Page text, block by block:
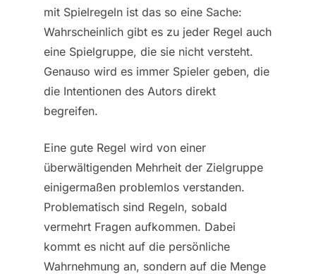
mit Spielregeln ist das so eine Sache:
Wahrscheinlich gibt es zu jeder Regel auch
eine Spielgruppe, die sie nicht versteht.
Genauso wird es immer Spieler geben, die
die Intentionen des Autors direkt
begreifen.
Eine gute Regel wird von einer
überwältigenden Mehrheit der Zielgruppe
einigermaßen problemlos verstanden.
Problematisch sind Regeln, sobald
vermehrt Fragen aufkommen. Dabei
kommt es nicht auf die persönliche
Wahrnehmung an, sondern auf die Menge